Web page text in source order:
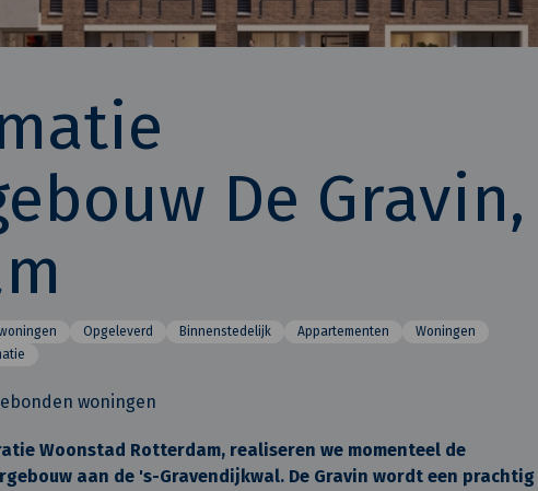
De Gravin,
Opgeleverd Binnenstedelijk Appartementen
Woningen
woningen
Woonstad Rotterdam, realiseren we momenteel de
aan de 's-Gravendijkwal. De Gravin wordt een prachtig